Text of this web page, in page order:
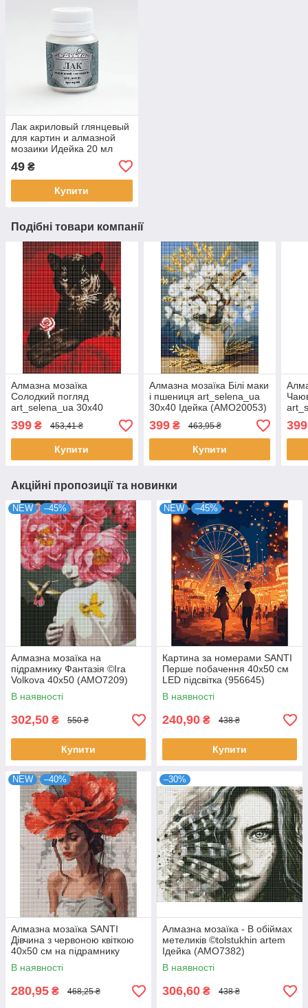
Лак акриловый глянцевый
для картин и алмазной
мозаики Идейка 20 мл
49 ₴
Купити
Подібні товари компанії
Алмазна мозаїка
Солодкий погляд
art_selena_ua 30х40
Ідейка (AMO8291)
399 ₴ 453,41 ₴
Купити
Алмазна мозаїка Білі маки
і пшениця art_selena_ua
30х40 Ідейка (AMO20053)
399₴ 463,95 ₴
Купити
399
Акційні пропозиції та новинки
NEW –45%
Алмазна мозаїка на
підрамнику Фантазія ©Ira
Volkova 40х50 (AMO7209)
В наявності
302,50 ₴ 550 ₴
Купити
NEW –45%
Картина за номерами SANTI
Перше побачення 40х50 см
LED підсвітка (956645)
В наявності
240,90 ₴ 438 ₴
Купити
NEW –40%
Алмазна мозаїка SANTI
Дівчина з червоною квіткою
40х50 см на підрамнику
(956045)
В наявності
280,95 ₴ 468,25 ₴
–30%
Алмазна мозаїка - В обіймах
метеликів ©tolstukhin artem
Ідейка (AMO7382)
В наявності
306,60 ₴ 438 ₴